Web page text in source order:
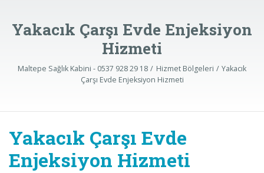
Yakacık Çarşı Evde Enjeksiyon
Hizmeti
Maltepe Sağlık Kabini - 0537 928 29 18 Hizmet Bölgeleri
Yakacık
Çarşı Evde Enjeksiyon Hizmeti
Yakacık Çarşı Evde
Enjeksiyon Hizmeti